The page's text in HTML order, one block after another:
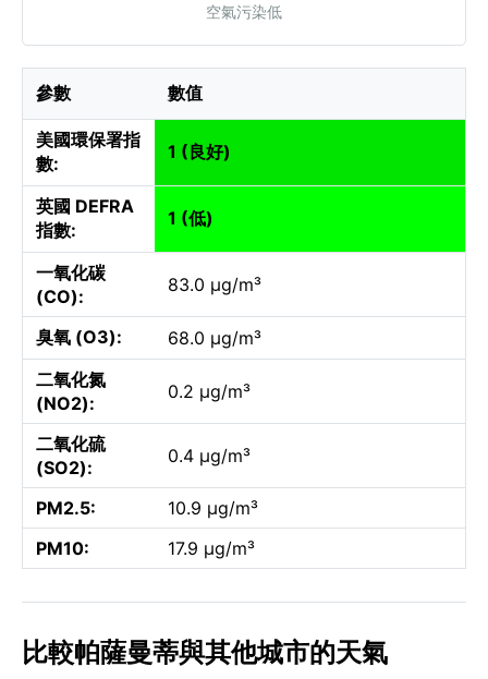
空氣污染低
參數 數值
美國環保署指
數:
1 (良好)
英國 DEFRA
指數:
1 (低)
一氧化碳
(CO):
83.0 µg/m³
臭氧 (O3):
68.0 µg/m³
二氧化氮
(NO2):
0.2 µg/m³
二氧化硫
(SO2):
0.4 µg/m³
PM2.5:
10.9 µg/m³
PM10:
17.9 µg/m³
比較帕薩曼蒂與其他城市的天氣